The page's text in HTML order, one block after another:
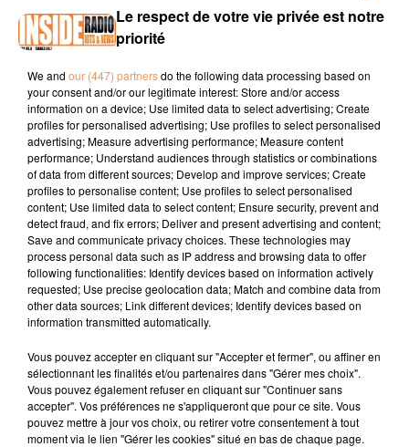
INTERVIEW DE DJ SAD " LES VICTOIRES PAU" SUR RADIO INSIDE
Site pour voter :lesvictoirespau.fr
Instagram :@lesvictoirespau
TITRES DIFFUSÉS
Le respect de votre vie privée est notre
priorité
We and our (447) partnersdo the following data processing based on
your consent and/or our legitimate interest: Store and/or access
information on a device; Use limited data to select advertising; Create
profiles for personalised advertising; Use profiles to select personalised
advertising; Measure advertising performance; Measure content
performance; Understand audiences through statistics or combinations
of data from different sources; Develop and improve services; Create
profiles to personalise content; Use profiles to select personalised
content; Use limited data to select content; Ensure security, prevent and
detect fraud, and fix errors; Deliver and present advertising and content;
Save and communicate privacy choices. These technologies may
process personal data such as IP address and browsing data to offer
following functionalities: Identify devices based on information actively
requested; Use precise geolocation data; Match and combine data from
other data sources; Link different devices; Identify devices based on
information transmitted automatically.
Vous pouvez accepter en cliquant sur "Accepter et fermer", ou affiner en
sélectionnant les finalités et/ou partenaires dans "Gérer mes choix".
Vous pouvez également refuser en cliquant sur "Continuer sans
accepter". Vos préférences ne s'appliqueront que pour ce site. Vous
pouvez mettre à jour vos choix, ou retirer votre consentement à tout
moment via le lien "Gérer les cookies" situé en bas de chaque page.